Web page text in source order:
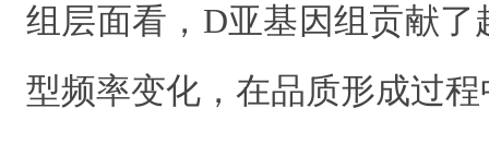
组层面看，D亚基因组贡献
型频率变化，在品质形成过